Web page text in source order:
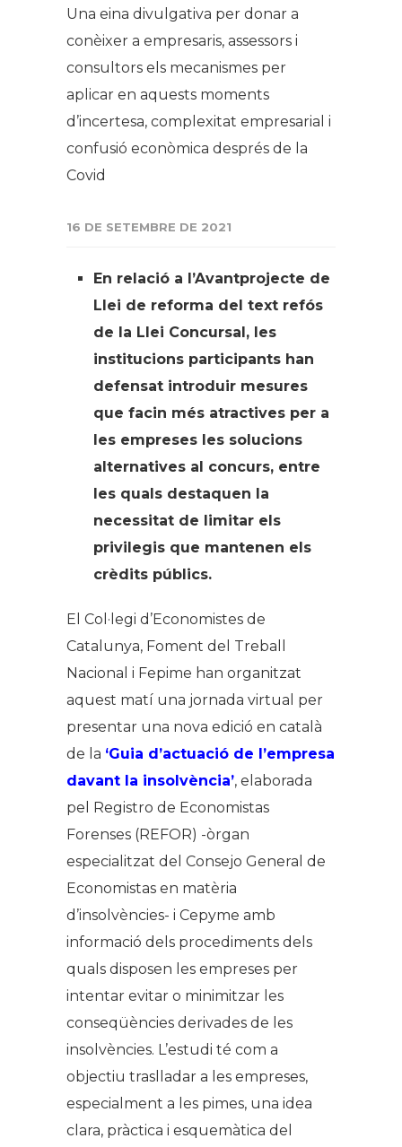
Una eina divulgativa per donar a
conèixer a empresaris, assessors i
consultors els mecanismes per
aplicar en aquests moments
d’incertesa, complexitat empresarial i
confusió econòmica després de la
Covid
16 DE SETEMBRE DE 2021
En relació a l’Avantprojecte de
Llei de reforma del text refós
de la Llei Concursal, les
institucions participants han
defensat introduir mesures
que facin més atractives per a
les empreses les solucions
alternatives al concurs, entre
les quals destaquen la
necessitat de limitar els
privilegis que mantenen els
crèdits públics.
El Col·legi d’Economistes de
Catalunya, Foment del Treball
Nacional i Fepime han organitzat
aquest matí una jornada virtual per
presentar una nova edició en català
de la ‘Guia d’actuació de l’empresa
davant la insolvència’, elaborada
pel Registro de Economistas
Forenses (REFOR) -òrgan
especialitzat del Consejo General de
Economistas en matèria
d’insolvències- i Cepyme amb
informació dels procediments dels
quals disposen les empreses per
intentar evitar o minimitzar les
conseqüències derivades de les
insolvències. L’estudi té com a
objectiu traslladar a les empreses,
especialment a les pimes, una idea
clara, pràctica i esquemàtica del